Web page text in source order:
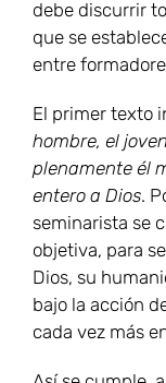
debe discurrir
que se
entre
El primer texto
hombre, el
plenamente él
entero a Dios.
seminarista se
objetiva, para
Dios, su
bajo la acción
cada vez más